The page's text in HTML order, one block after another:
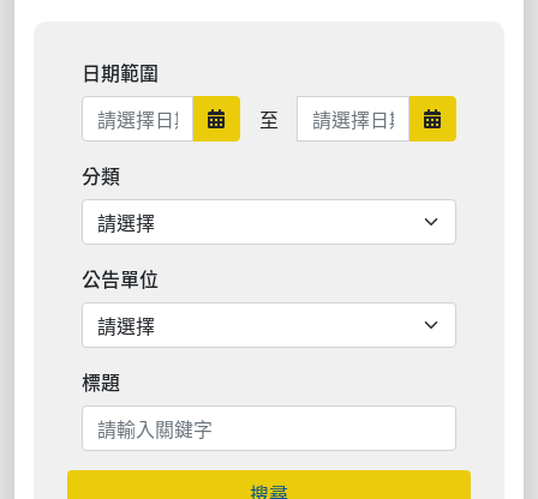
日期範圍
日期範圍開始
至 日期範圍結束 日期範圍
分類
公告單位
標題
搜尋